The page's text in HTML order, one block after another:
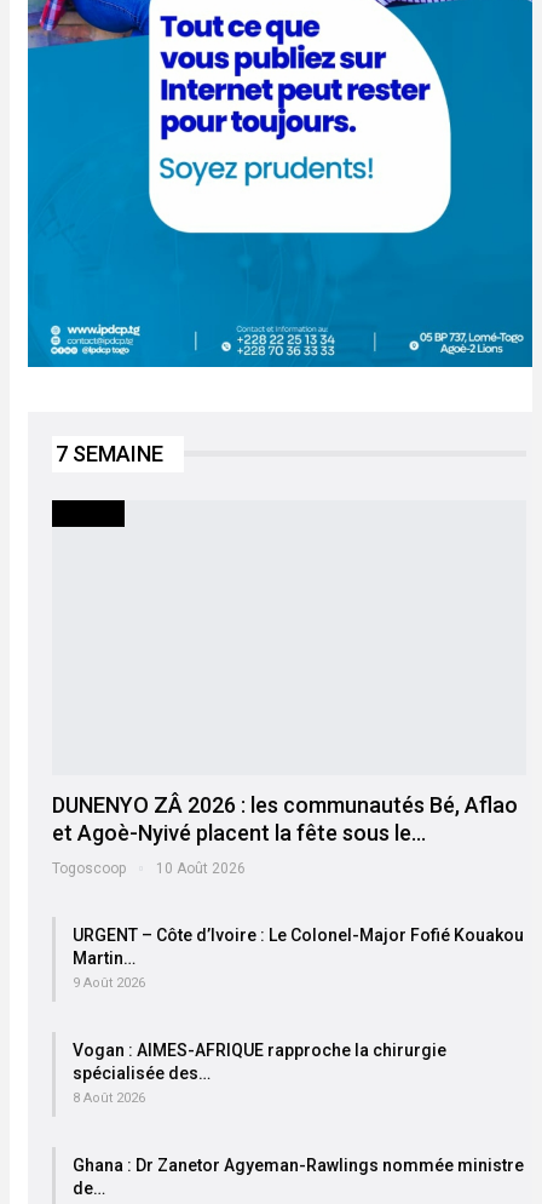
7 SEMAINE
DUNENYO ZÂ 2026 : les communautés Bé, Aflao
et Agoè-Nyivé placent la fête sous le…
Togoscoop 10 Août 2026
URGENT – Côte d’Ivoire : Le Colonel-Major Fofié Kouakou
Martin…
9 Août 2026
Vogan : AIMES-AFRIQUE rapproche la chirurgie
spécialisée des…
8 Août 2026
Ghana : Dr Zanetor Agyeman-Rawlings nommée ministre
de…